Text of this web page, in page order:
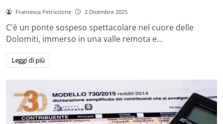
Francesca Petriccione 2 Dicembre 2025
C'è un ponte sospeso spettacolare nel cuore delle
Dolomiti, immerso in una valle remota e…
Leggi di più